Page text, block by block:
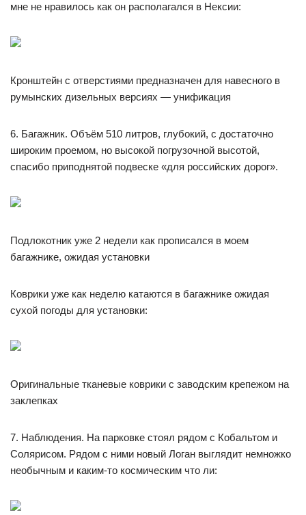
мне не нравилось как он располагался в Нексии:
Кронштейн с отверстиями предназначен для навесного в
румынских дизельных версиях — унификация
6. Багажник. Объём 510 литров, глубокий, с достаточно
широким проемом, но высокой погрузочной высотой,
спасибо приподнятой подвеске «для российских дорог».
Подлокотник уже 2 недели как прописался в моем
багажнике, ожидая установки
Коврики уже как неделю катаются в багажнике ожидая
сухой погоды для установки:
Оригинальные тканевые коврики с заводским крепежом на
заклепках
7. Наблюдения. На парковке стоял рядом с Кобальтом и
Солярисом. Рядом с ними новый Логан выглядит немножко
необычным и каким-то космическим что ли: